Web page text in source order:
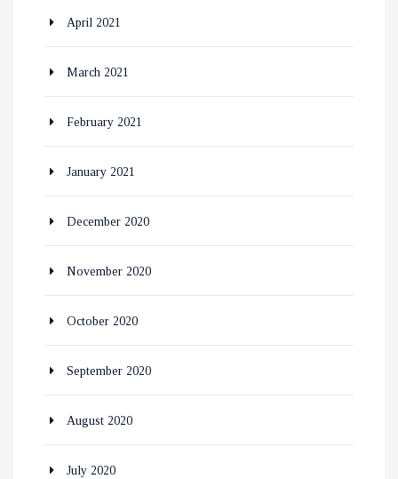
April 2021
March 2021
February 2021
January 2021
December 2020
November 2020
October 2020
September 2020
August 2020
July 2020